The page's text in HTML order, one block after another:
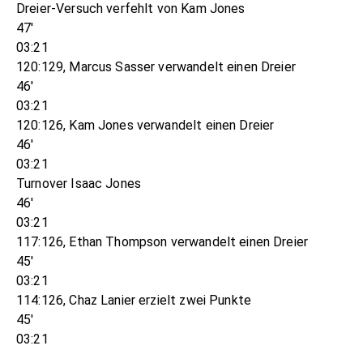
Dreier-Versuch verfehlt von Kam Jones
47'
03:21
120:129, Marcus Sasser verwandelt einen Dreier
46'
03:21
120:126, Kam Jones verwandelt einen Dreier
46'
03:21
Turnover Isaac Jones
46'
03:21
117:126, Ethan Thompson verwandelt einen Dreier
45'
03:21
114:126, Chaz Lanier erzielt zwei Punkte
45'
03:21